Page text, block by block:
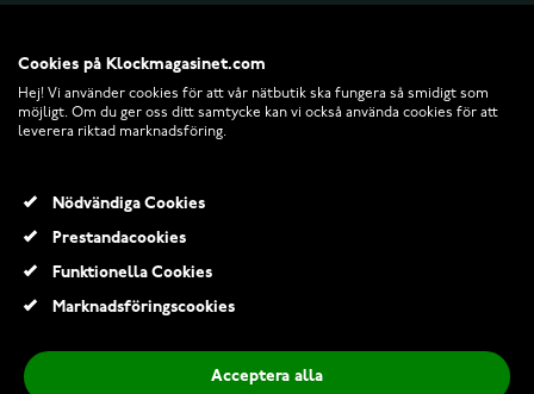
RETURER OCH VILLKOR
Cookies på Klockmagasinet.com
Hej! Vi använder cookies för att vår nätbutik ska fungera så smidigt som
möjligt. Om du ger oss ditt samtycke kan vi också använda cookies för att
leverera riktad marknadsföring.
Nödvändiga Cookies
Prestandacookies
Funktionella Cookies
Marknadsföringscookies
Acceptera alla